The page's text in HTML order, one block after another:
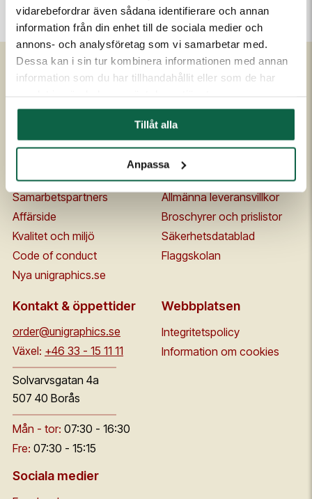
vidarebefordrar även sådana identifierare och annan
information från din enhet till de sociala medier och
annons- och analysföretag som vi samarbetar med.
Dessa kan i sin tur kombinera informationen med annan
information som du har tillhandahållit eller som de har
Tillåt alla
Anpassa
Historia
Ägare
Samarbetspartners
Affärside
Kvalitet och miljö
Code of conduct
Nya unigraphics.se
Kontakta oss
FAQ
Om UniScore
Köpvillkor
Allmänna leveransvillkor
Broschyrer och prislistor
Säkerhetsdatablad
Flaggskolan
Kontakt & öppettider
order@unigraphics.se
Växel: +46 33 - 15 11 11
Solvarvsgatan 4a
507 40 Borås
Mån - tor: 07:30 - 16:30
Fre: 07:30 - 15:15
Webbplatsen
Integritetspolicy
Information om cookies
Sociala medier